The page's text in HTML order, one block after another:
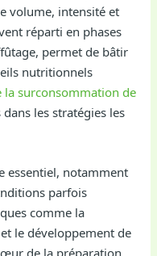
volume, intensité et
réparti en phases
permet de bâtir
nutritionnels
la surconsommation de
les stratégies les
essentiel, notamment
parfois
comme la
le développement de
de la préparation